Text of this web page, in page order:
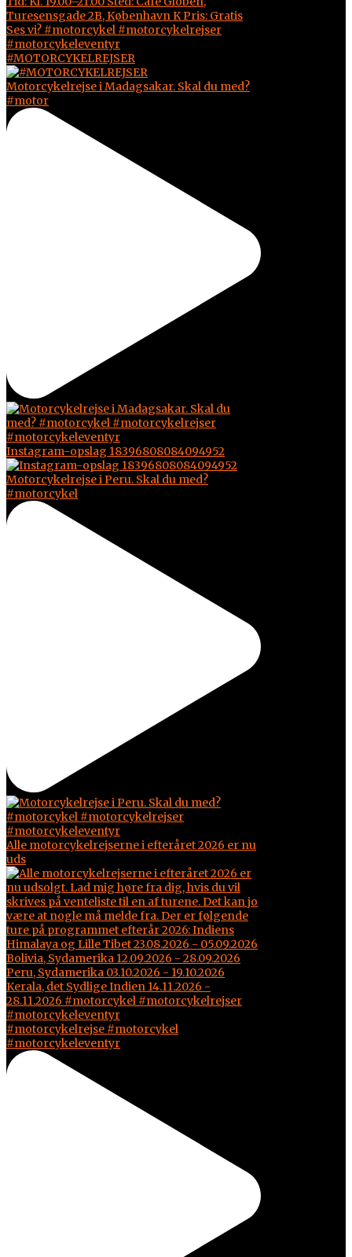
#MOTORCYKELREJSER
Motorcykelrejse i Madagsakar. Skal du med?
#motor
Instagram-opslag 18396808084094952
Motorcykelrejse i Peru. Skal du med?
#motorcykel
Alle motorcykelrejserne i efteråret 2026 er nu
uds
#motorcykelrejse #motorcykel
#motorcykeleventyr